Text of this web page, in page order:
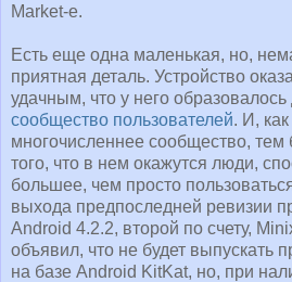
Market-е.
Есть еще одна маленькая, но,
приятная деталь. Устройство
удачным, что у него
сообщество пользователей. И,
многочисленнее сообщество, тем
того, что в нем окажутся люди,
большее, чем просто
выхода предпоследней ревизии
Android 4.2.2, второй по счету,
объявил, что не будет выпускать
на базе Android KitKat, но, при